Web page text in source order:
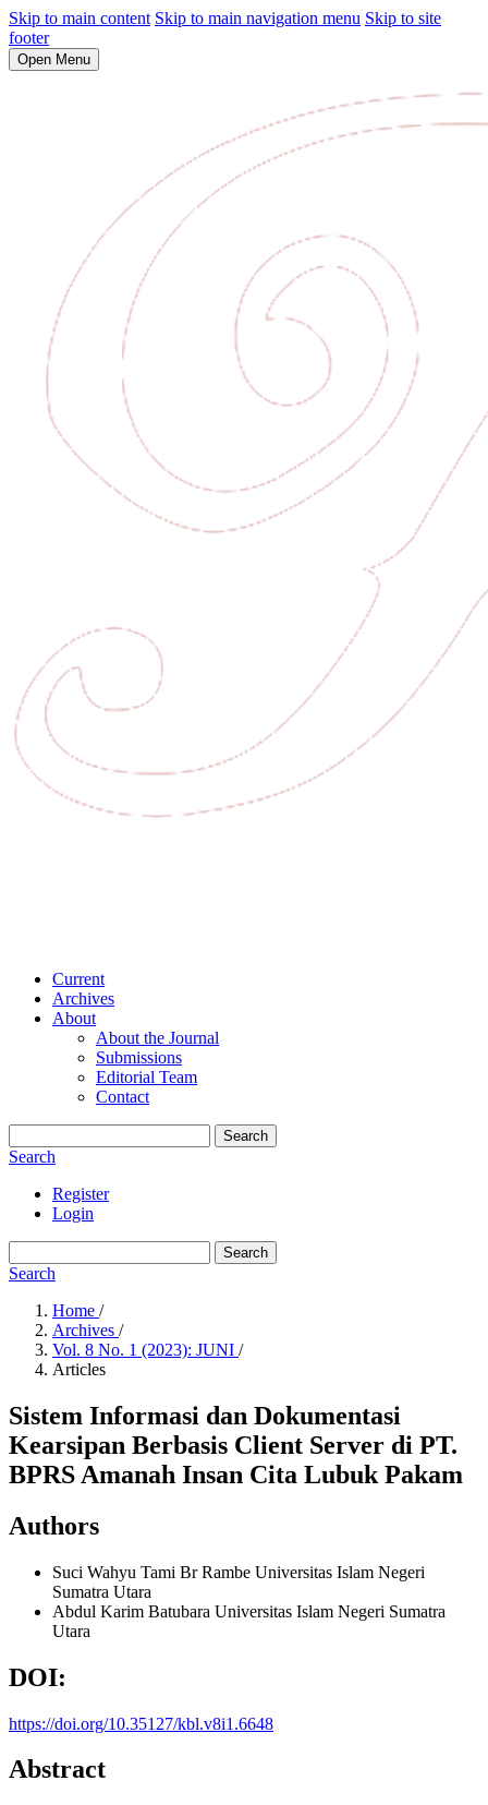
Skip to main content Skip to main navigation menu Skip to site
footer
Open Menu
Current
Archives
About
About the Journal
Submissions
Editorial Team
Contact
Search
Search
Register
Login
Search
Search
Home /
Archives /
Vol. 8 No. 1 (2023): JUNI /
Articles
Sistem Informasi dan Dokumentasi
Kearsipan Berbasis Client Server di PT.
BPRS Amanah Insan Cita Lubuk Pakam
Authors
Suci Wahyu Tami Br Rambe Universitas Islam Negeri
Sumatra Utara
Abdul Karim Batubara Universitas Islam Negeri Sumatra
Utara
DOI:
https://doi.org/10.35127/kbl.v8i1.6648
Abstract